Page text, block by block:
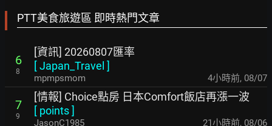
PTT美食旅遊區 即時熱門文章
6
8
[資訊] 20260807匯率
[Japan_Travel ]
mpmpsmom 4小時前, 08/07
7
9
[情報] Choice點房 日本Comfort飯店再漲一波
[ points]
JasonC1985 21小時前, 08/06